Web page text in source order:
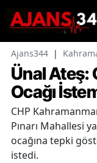
Ajans344 |
Ünal Ateş:
Ocağı
CHP
Pınarı Mahallesi
ocağına tepki
istedi.